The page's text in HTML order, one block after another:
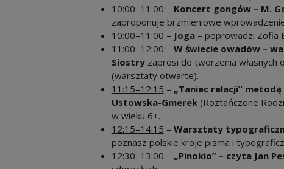
10:00–11:00 – Koncert gongów – M.
zaproponuje brzmieniowe
10:00–11:00 – Joga– poprowadzi Zofia
11:00–12:00 – W świecie owadów –
Siostryzaprosi do tworzenia własnych
(warsztaty otwarte).
11:15–12:15 – „Taniec relacji”
Ustowska-Gmerek(Roztańczone
w wieku 6+.
12:15–14:15 – Warsztaty
poznasz polskie kroje pisma i
12:30–13:00 – „Pinokio” – czyta Jan